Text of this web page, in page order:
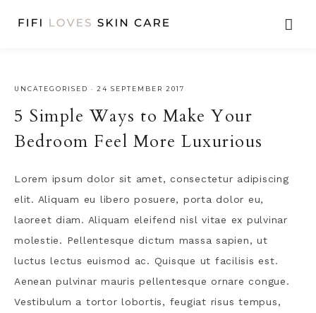
UNCATEGORISED · 24 SEPTEMBER 2017
5 Simple Ways to Make Your
Bedroom Feel More Luxurious
Lorem ipsum dolor sit amet, consectetur adipiscing
elit. Aliquam eu libero posuere, porta dolor eu,
laoreet diam. Aliquam eleifend nisl vitae ex pulvinar
molestie. Pellentesque dictum massa sapien, ut
luctus lectus euismod ac. Quisque ut facilisis est.
Aenean pulvinar mauris pellentesque ornare congue.
Vestibulum a tortor lobortis, feugiat risus tempus,